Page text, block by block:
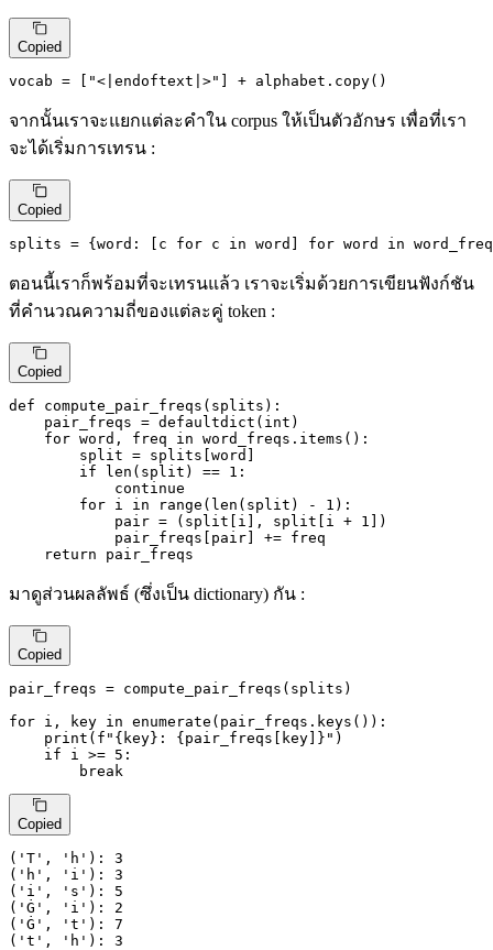
Copied
vocab = [ "<|endoftext|>" ] + alphabet.copy()
จากนั้นเราจะแยกแต่ละคำใน corpus ให้เป็นตัวอักษร เพื่อที่เรา
จะได้เริ่มการเทรน :
Copied
splits = {word: [c for c in word] for word in
ตอนนี้เราก็พร้อมที่จะเทรนแล้ว เราจะเริ่มด้วยการเขียนฟังก์ชัน
ที่คำนวณความถี่ของแต่ละคู่ token :
Copied
def compute_pair_freqs ( splits ):
    pair_freqs = defaultdict(
int )
for word, freq in word_freqs.items():
        split = splits[word]
if
len (split) == 1 :
continue
for i in range ( len (split) - 1 ):
            pair = (split[i], split[i +
1 ])
            pair_freqs[pair] += freq
return pair_freqs
มาดูส่วนผลลัพธ์ (ซึ่งเป็น dictionary) กัน :
Copied
pair_freqs = compute_pair_freqs(splits)
for i, key in enumerate (pair_freqs.keys()):
print ( f" {key} : {pair_freqs[key]} " )
if i >= 5 :
break
Copied
( 'T' , 'h' ): 3
( 'h' , 'i' ): 3
( 'i' , 's' ): 5
( 'Ġ' , 'i' ): 2
( 'Ġ' , 't' ): 7
( 't' , 'h' ): 3